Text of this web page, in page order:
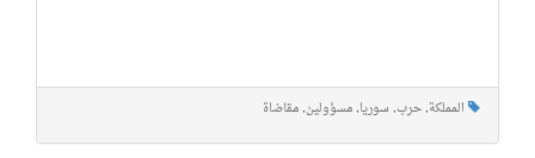
المملكة, حرب, سوريا, مسؤولين, مقاضاة